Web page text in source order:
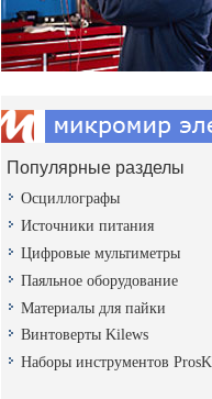
Популярные разделы
Осциллографы
Источники питания
Цифровые мультиметры
Паяльное оборудование
Материалы для пайки
Винтоверты Kilews
Наборы инструментов